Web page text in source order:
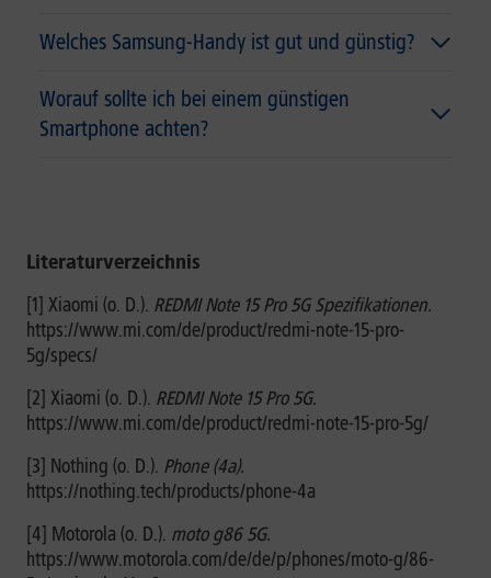
Welches Samsung-Handy ist gut und günstig?
Worauf sollte ich bei einem günstigen
Smartphone achten?
Literaturverzeichnis
[1] Xiaomi (o. D.). REDMI Note 15 Pro 5G Spezifikationen.
https://www.mi.com/de/product/redmi-note-15-pro-
5g/specs/
[2] Xiaomi (o. D.). REDMI Note 15 Pro 5G.
https://www.mi.com/de/product/redmi-note-15-pro-5g/
[3] Nothing (o. D.). Phone (4a).
https://nothing.tech/products/phone-4a
[4] Motorola (o. D.). moto g86 5G.
https://www.motorola.com/de/de/p/phones/moto-g/86-